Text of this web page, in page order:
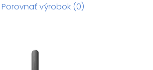
Porovnať výrobok (0)